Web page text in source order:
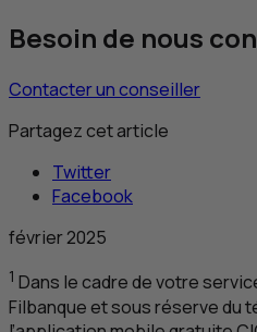
Besoin de nous
Contacter un conseiller
Partagez cet article
Twitter
Facebook
février 2025
1 Dans le cadre de votre
Filbanque et sous réserve du